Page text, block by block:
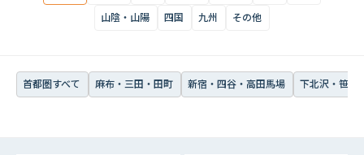
山陰・山陽
四国 九州 その他
首都圏すべて 麻布・三田・田町 新宿・四谷・高田馬場 下北沢・笹塚